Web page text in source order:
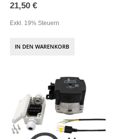
21,50 €
Exkl. 19% Steuern
IN DEN WARENKORB